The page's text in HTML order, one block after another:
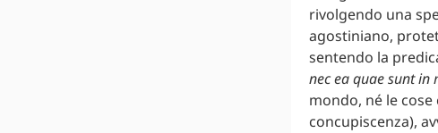
rivolgendo una
agostiniano,
sentendo la
nec ea quae sunt in
mondo, né le
concupiscenza),